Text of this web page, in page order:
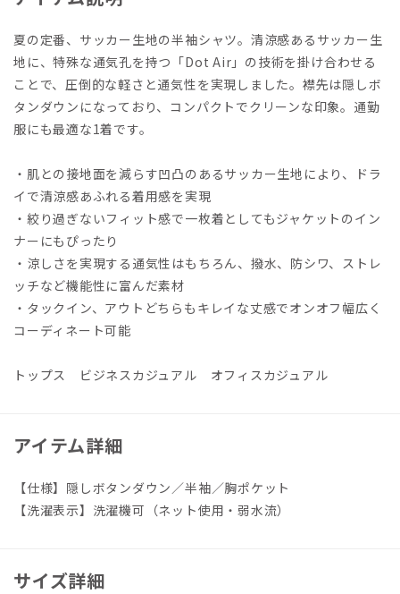
夏の定番、サッカー生地の半袖シャツ。清涼感あるサッカー生
地に、特殊な通気孔を持つ「Dot Air」の技術を掛け合わせる
ことで、圧倒的な軽さと通気性を実現しました。襟先は隠しボ
タンダウンになっており、コンパクトでクリーンな印象。通勤
服にも最適な1着です。
・肌との接地面を減らす凹凸のあるサッカー生地により、ドラ
イで清涼感あふれる着用感を実現
・絞り過ぎないフィット感で一枚着としてもジャケットのイン
ナーにもぴったり
・涼しさを実現する通気性はもちろん、撥水、防シワ、ストレ
ッチなど機能性に富んだ素材
・タックイン、アウトどちらもキレイな丈感でオンオフ幅広く
コーディネート可能
トップス ビジネスカジュアル オフィスカジュアル
アイテム詳細
【仕様】隠しボタンダウン／半袖／胸ポケット
【洗濯表示】洗濯機可（ネット使用・弱水流）
サイズ詳細